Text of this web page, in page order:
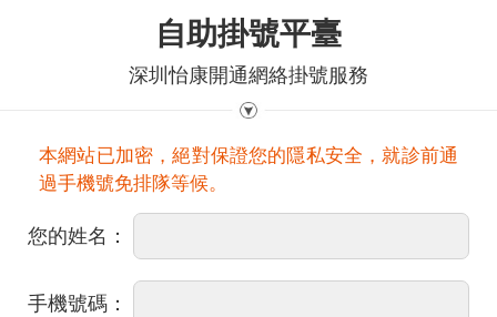
自助掛號平臺
深圳怡康開通網絡掛號服務
本網站已加密，絕對保證您的隱私安全，就診前通
過手機號免排隊等候。
您的姓名：
手機號碼：